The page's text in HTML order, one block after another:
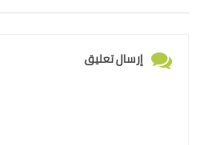
إرسال تعليق